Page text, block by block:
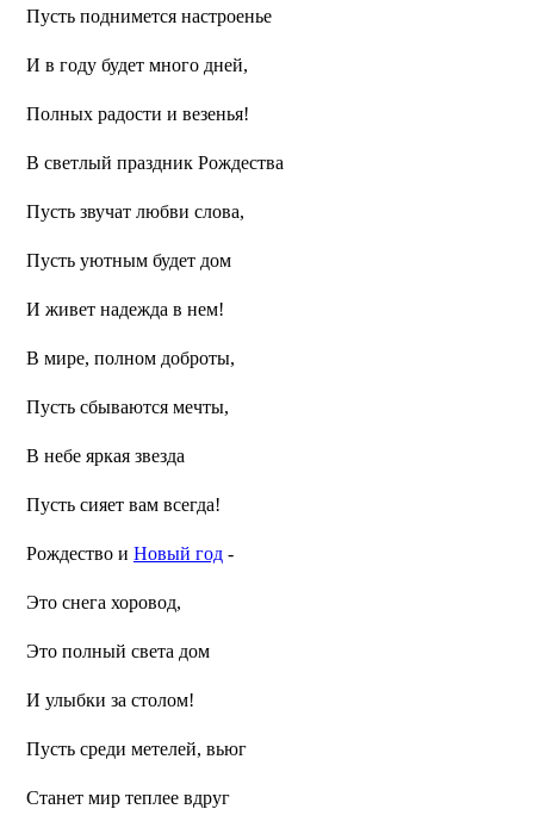
Пусть поднимется настроенье
И в году будет много дней,
Полных радости и везенья!
В светлый праздник Рождества
Пусть звучат любви слова,
Пусть уютным будет дом
И живет надежда в нем!
В мире, полном доброты,
Пусть сбываются мечты,
В небе яркая звезда
Пусть сияет вам всегда!
Рождество и Новый год -
Это снега хоровод,
Это полный света дом
И улыбки за столом!
Пусть среди метелей, вьюг
Станет мир теплее вдруг